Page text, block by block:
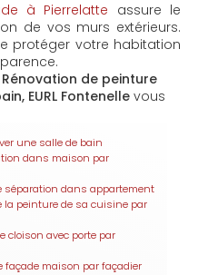
à Pierrelatte assure le
de vos murs extérieurs.
protéger votre habitation
Rénovation de peinture
EURL Fontenelle vous
une salle de bain
dans maison par
séparation dans appartement
la peinture de sa cuisine par
cloison avec porte par
façade maison par façadier